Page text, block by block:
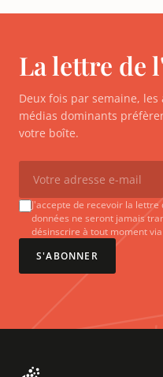
La lettre de
Deux fois par semaine,
médias dominants
votre boîte.
J'accepte de recevoir la
données ne seront jamais
désinscrire à tout moment
S'ABONNER